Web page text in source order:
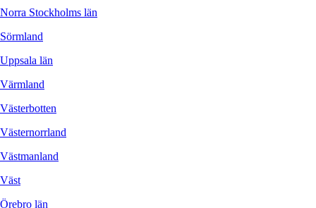
Norra Stockholms län
Sörmland
Uppsala län
Värmland
Västerbotten
Västernorrland
Västmanland
Väst
Örebro län